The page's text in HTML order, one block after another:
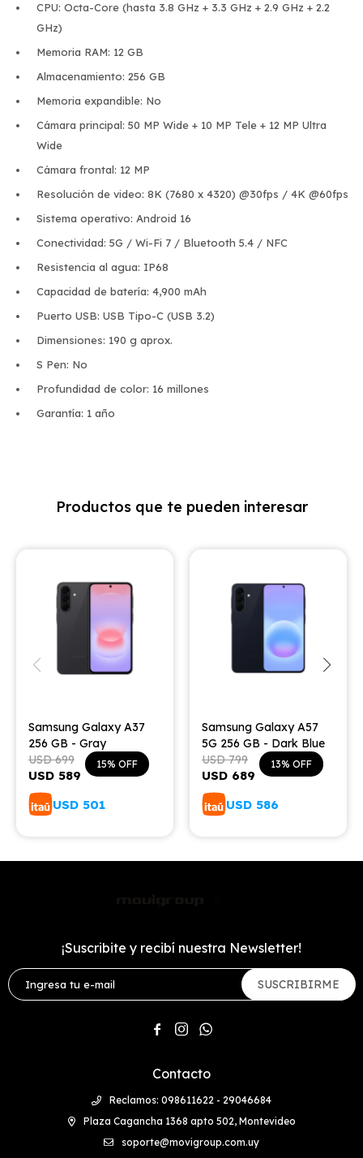
CPU: Octa-Core (hasta 3.8 GHz + 3.3 GHz + 2.9 GHz + 2.2
GHz)
Memoria RAM: 12 GB
Almacenamiento: 256 GB
Memoria expandible: No
Cámara principal: 50 MP Wide + 10 MP Tele + 12 MP Ultra
Wide
Cámara frontal: 12 MP
Resolución de video: 8K (7680 x 4320) @30fps / 4K @60fps
Sistema operativo: Android 16
Conectividad: 5G / Wi-Fi 7 / Bluetooth 5.4 / NFC
Resistencia al agua: IP68
Capacidad de batería: 4,900 mAh
Puerto USB: USB Tipo-C (USB 3.2)
Dimensiones: 190 g aprox.
S Pen: No
Profundidad de color: 16 millones
Garantía: 1 año
Productos que te pueden interesar
Samsung Galaxy A37
256 GB - Gray
USD 589
USD 699 15
USD 501
Samsung Galaxy A57
5G 256 GB - Dark Blue
USD 689
USD 799 13
USD 586
Contacto
Reclamos: 098611622 - 29046684
Plaza Cagancha 1368 apto 502, Montevideo
soporte@movigroup.com.uy
¡Suscribite y recibí nuestra Newsletter!
SUSCRIBIRME
  